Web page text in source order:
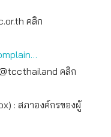
คลิก
คลิก
: สภาองค์กรของผู้